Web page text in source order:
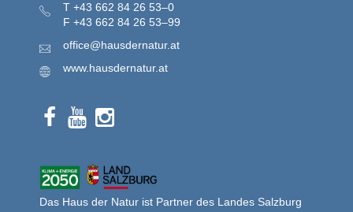
T +43 662 84 26 53–0
F +43 662 84 26 53–99
office@hausdernatur.at
www.hausdernatur.at
Das Haus der Natur ist Partner des Landes Salzburg